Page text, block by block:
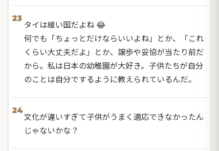
23
タイは緩い国だよね 😂
何でも「ちょっとだけならいいよね」とか、「これ
くらい大丈夫だよ」とか、譲歩や妥協が当たり前だ
から。私は日本の幼稚園が大好き。子供たちが自分
のことは自分でするように教えられているんだ。
24
文化が違いすぎて子供がうまく適応できなかったん
じゃないかな？